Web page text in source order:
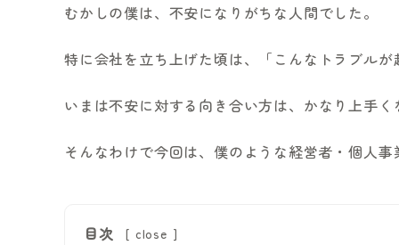
むかしの僕は、不安になりがちな人間でした。
特に会社を立ち上げた頃は、「こんなトラブル
いまは不安に対する向き合い方は、かなり上手
そんなわけで今回は、僕のような経営者・個人
目次 [ close ]